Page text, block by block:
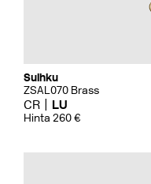
Suihku
ZSAL070 Brass
CR LU
Hinta 260 €